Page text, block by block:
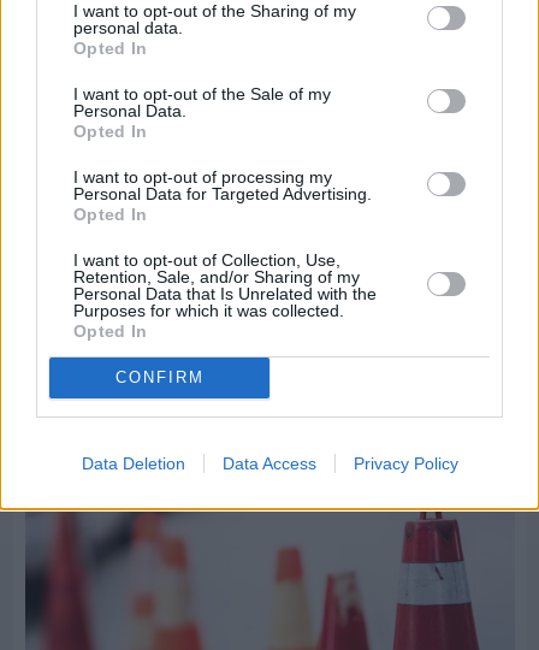
I want to opt-out of the Sharing of my
personal data.
Opted In
I want to opt-out of the Sale of my
Personal Data.
Opted In
I want to opt-out of processing my
Personal Data for Targeted Advertising.
Opted In
I want to opt-out of Collection, Use,
Retention, Sale, and/or Sharing of my
Personal Data that Is Unrelated with the
Purposes for which it was collected.
Opted In
CONFIRM
Data Deletion Data Access Privacy Policy
Πριν 8 ημέρες
Τρίτος στη σφαιροβολία στη διεθνή συνάντηση
Ελλάδας–Κύπρου Κ18 ο Δημήτρης Τέλλιος